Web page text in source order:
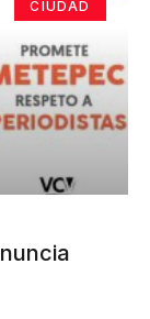
CIUDAD